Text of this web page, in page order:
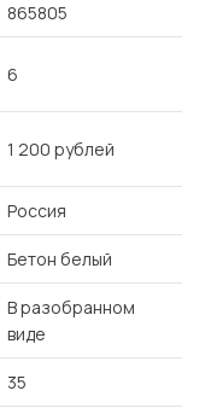
865805
6
1 200 рублей
Россия
Бетон белый
В разобранном
виде
35